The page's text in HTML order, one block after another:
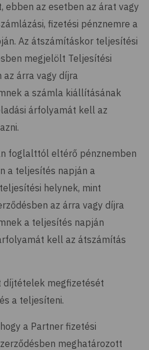
ebben az esetben az árat vagy
fizetési pénznemre a
Az átszámításkor teljesítési
megjelölt Teljesítési
az árra vagy díjra
a számla kiállításának
árfolyamát kell az
foglalttól eltérő pénznemben
a teljesítés napján a
helynek, mint
az árra vagy díjra
a teljesítés napján
kell az átszámítás
díjtételek megfizetését
a teljesíteni.
a Partner fizetési
meghatározott